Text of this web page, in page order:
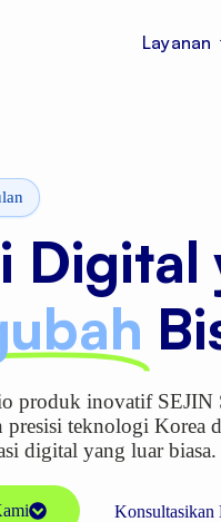
Layanan
Digital
produk inovatif SEJIN
presisi teknologi Korea
digital yang luar biasa.
Konsultasikan